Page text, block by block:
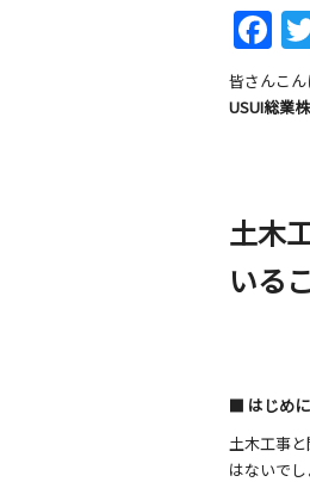
F
a
c
o
o
k
皆さんこん
USUI総業
土木
いる
■ はじめに
土木工事
はないでし